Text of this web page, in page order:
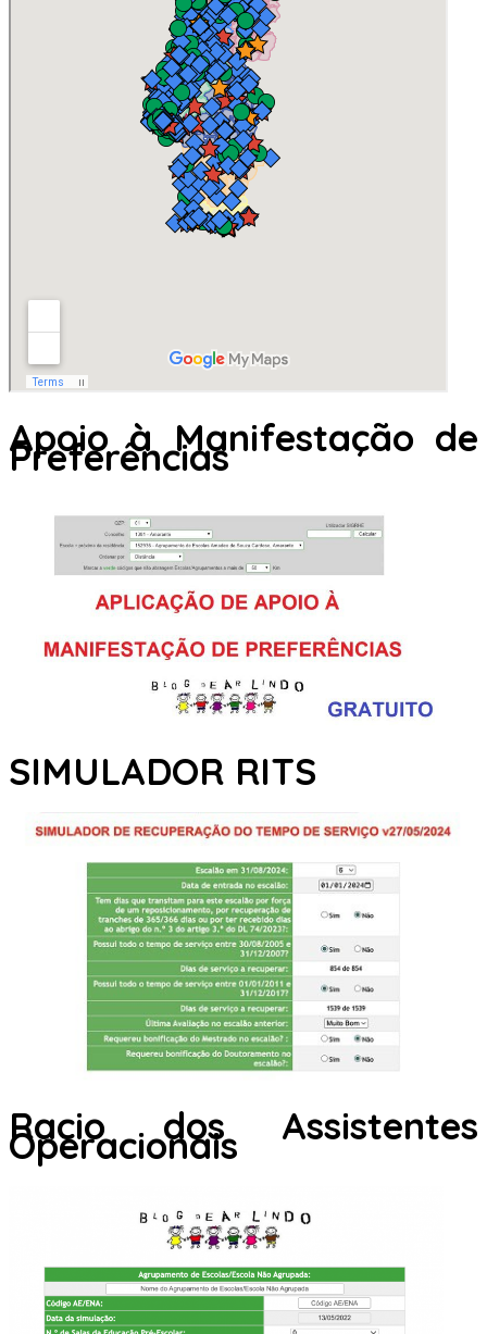
Apoio à Manifestação de
Preferências
SIMULADOR RITS
Racio dos Assistentes
Operacionais